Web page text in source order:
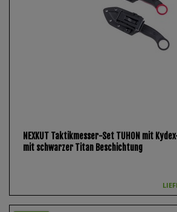
NEXKUT Taktikmesser-Set TUHON mit
mit schwarzer Titan Beschichtung